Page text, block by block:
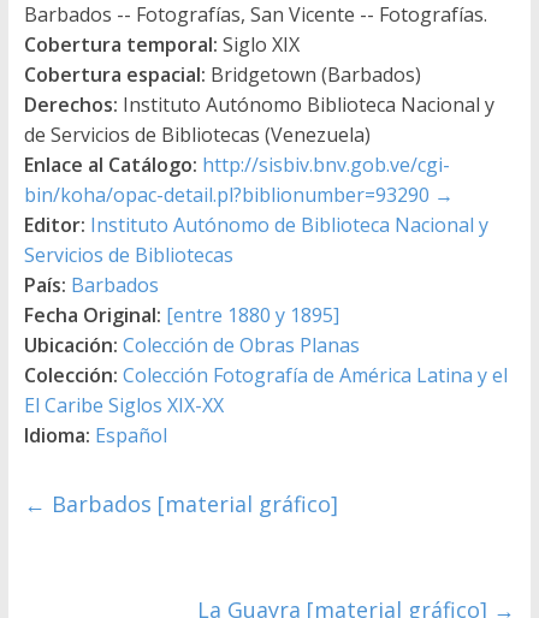
Barbados -- Fotografías, San Vicente -- Fotografías.
Cobertura temporal: Siglo XIX
Cobertura espacial: Bridgetown (Barbados)
Derechos: Instituto Autónomo Biblioteca Nacional y
de Servicios de Bibliotecas (Venezuela)
Enlace al Catálogo: http://sisbiv.bnv.gob.ve/cgi-
bin/koha/opac-detail.pl?biblionumber=93290 →
Editor: Instituto Autónomo de Biblioteca Nacional y
Servicios de Bibliotecas
País: Barbados
Fecha Original: [entre 1880 y 1895]
Ubicación: Colección de Obras Planas
Colección: Colección Fotografía de América Latina y el
El Caribe Siglos XIX-XX
Idioma: Español
← Barbados [material gráfico]
La Guayra [material gráfico] →